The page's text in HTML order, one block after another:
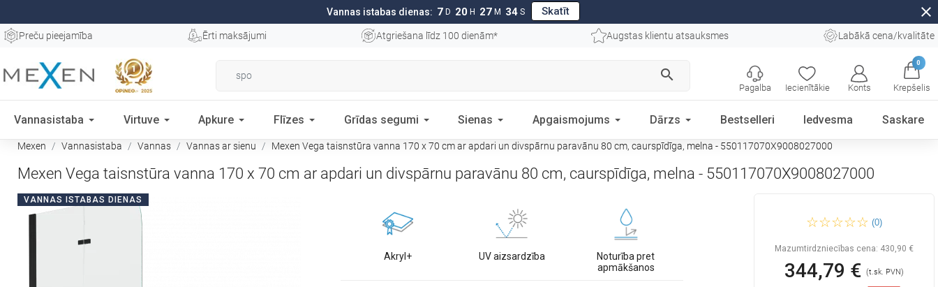
Vannas istabas dienas: 7 D 20 H 27 M 34 S Skatīt close
Preču pieejamība Ērti maksājumi Atgriešana līdz 100 dienām* Augstas klientu atsauksmes Labākā cena/kvalitāte
search
Iecienītākie Konts
0
Krepšelis
Pagalba
Vannasistaba Virtuve Apkure Flīzes Grīdas segumi Sienas Apgaismojums Dārzs Bestselleri Iedvesma Saskare
Mexen Vannasistaba Vannas Vannas ar sienu Mexen Vega taisnstūra vanna 170 x 70 cm ar apdari un divspārnu paravānu 80 cm, caurspīdīga, melna - 550117070X9008027000
Mexen Vega taisnstūra vanna 170 x 70 cm ar apdari un divspārnu paravānu 80 cm, caurspīdīga, melna - 550117070X9008027000
VANNAS ISTABAS DIENAS
Akryl+ UV aizsardzība
Noturība pret
apmākšanos
170 x 70 cm ar apdari un
caurspīdīga, melna -
550117070X9008027000
(0)
Mazumtirdzniecības cena: 430,90 €
344,79 €(t.sk. PVN)